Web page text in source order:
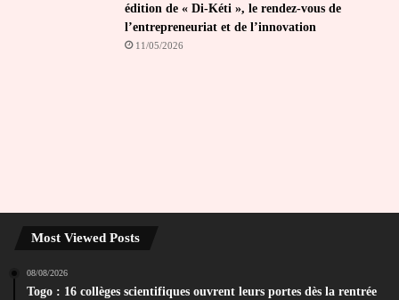
édition de « Di-Kéti », le rendez-vous de
l’entrepreneuriat et de l’innovation
11/05/2026
Most Viewed Posts
08/08/2026
Togo : 16 collèges scientifiques ouvrent leurs portes dès la rentrée